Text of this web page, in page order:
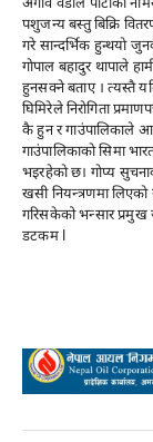
पशुजन्य बस्तु बिक्रि
गरे सान्दर्भिक हुन्थयाे
गाेपाल बहादुर थापाले
हुनसक्ने बताए । त्यस्तै
घिमिरेले निराेगिता
कै हुन र गाउंपालिकाले
गाउंपालिकाकाे सिमा
भइरहेकाे छ। गाेप्य
खसी नियन्त्रणमा
गरिसकेको भन्सार प्रमुख
डटकम l